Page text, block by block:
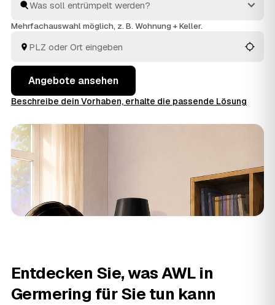
Starnbergzum Vergleich. Vom letzten Karton bis zur
besenreinen Übergabe an Ihren Vermieter kümmern
den Auftrag bekommt.
Mehrfachauswahl möglich, z. B. Wohnung + Keller.
Angebote ansehen
Beschreibe dein Vorhaben, erhalte die passende Lösung
Entdecken Sie, was AWL in
Germering für Sie tun kann